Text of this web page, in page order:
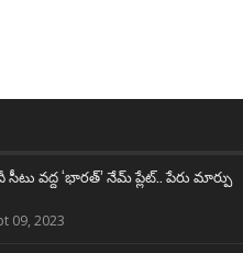
వద్ద ‘భారత్’ నేమ్ ప్లేట్‌.. పేరు మార్పు
09, 2023